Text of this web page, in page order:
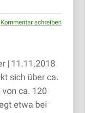
Kommentar schreiben
| 11.11.2018
sich über ca.
ca. 120
etwa bei